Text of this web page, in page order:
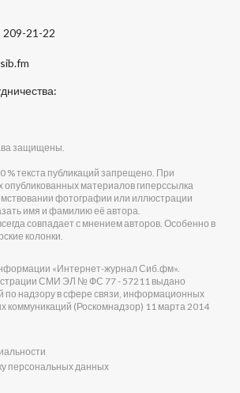
21-22
защищены.
% текста публикаций запрещено. При
материалов гиперссылка
фотографии или иллюстрации
имя и фамилию её автора.
совпадает с мнением авторов. Особенно в
колонки.
«Интернет-журнал Сиб.фм».
СМИ ЭЛ № ФС 77 - 57211 выдано
по надзору в сфере связи, информационных
коммуникаций (Роскомнадзор) 11 марта 2014
персональных данных